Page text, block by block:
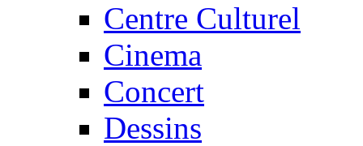
Centre Culturel
Cinema
Concert
Dessins